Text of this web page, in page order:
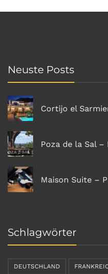
Neuste Posts
Cortijo el
Poza de la Sal
Maison Suite –
Schlagwörter
DEUTSCHLAND